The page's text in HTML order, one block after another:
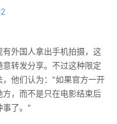
外国人拿出手机拍摄，这
转发分享。不过这种限定
他们认为："如果官方一开
，而不是只在电影结束后
事了。"